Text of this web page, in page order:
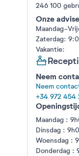
246 100
Onze
Maandag-
Zaterdag:
Vakantie:
Neem
Neem
+34 972 454
Maandag :
Dinsdag :
Woensdag :
Donderdag :